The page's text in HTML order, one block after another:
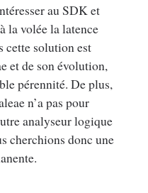
au SDK et
la volée la latence
cette solution est
et de son évolution,
pérennité. De plus,
n’a pas pour
analyseur logique
cherchions donc une